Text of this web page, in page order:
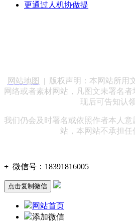
更通过人机协做提
网站地图
| 版权声明：本网站所用
网络或者素材网站，凡图文未署名
现后可告知认领
我们仍会及时署名或依照作者本人
站，本网站不承担任
+ 微信号： 18391816005
点击复制微信
网站首页
添加微信